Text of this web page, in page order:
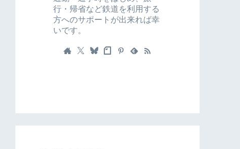
行・帰省など鉄道を利用する
方へのサポートが出来れば幸
いです。